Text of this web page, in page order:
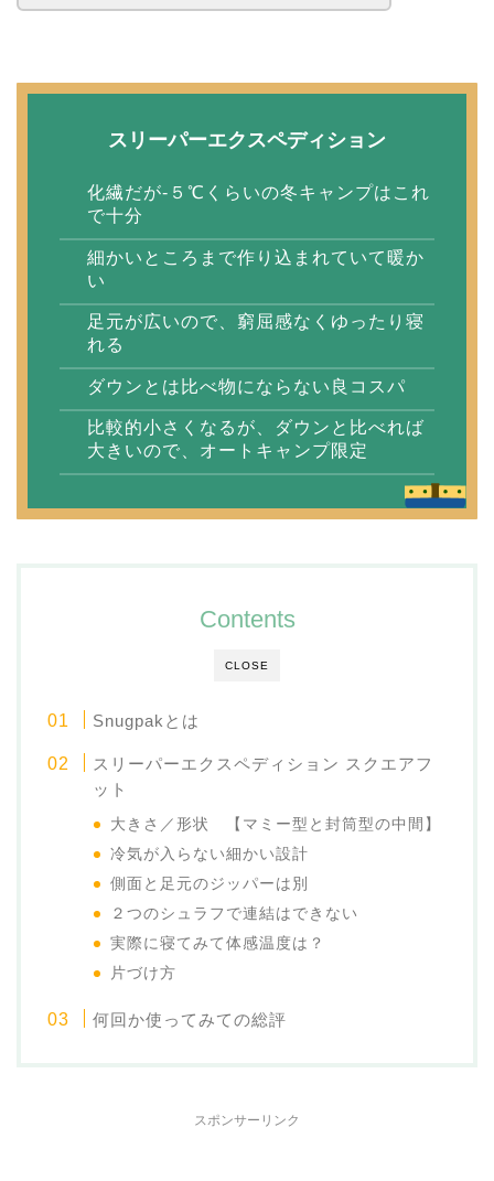
スリーパーエクスペディション
化繊だが-５℃くらいの冬キャンプはこれ
で十分
細かいところまで作り込まれていて暖か
い
足元が広いので、窮屈感なくゆったり寝
れる
ダウンとは比べ物にならない良コスパ
比較的小さくなるが、ダウンと比べれば
大きいので、オートキャンプ限定
CLOSE
Contents
Snugpakとは
スリーパーエクスペディション スクエアフ
ット
大きさ／形状 【マミー型と封筒型の中間】
冷気が入らない細かい設計
側面と足元のジッパーは別
２つのシュラフで連結はできない
実際に寝てみて体感温度は？
片づけ方
何回か使ってみての総評
スポンサーリンク